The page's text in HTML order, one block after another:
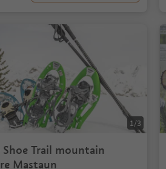
1/3
Shoe Trail mountain
Mastaun